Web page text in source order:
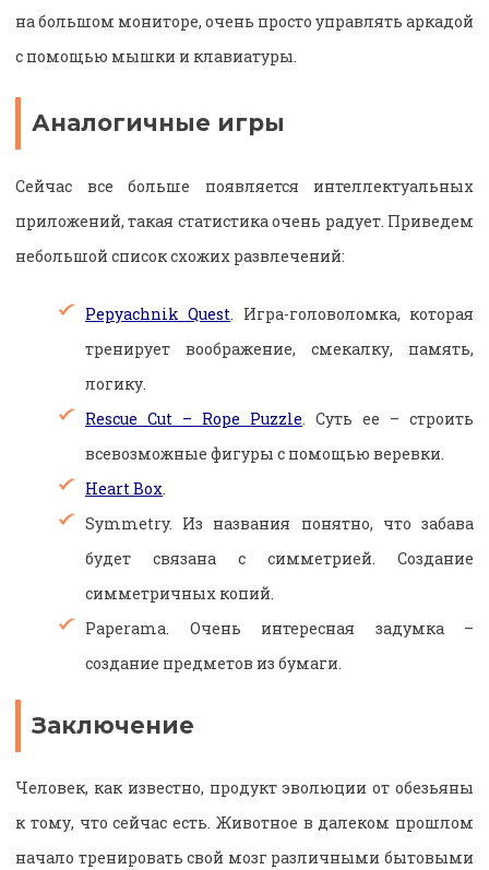
на большом мониторе, очень просто управлять аркадой
с помощью мышки и клавиатуры.
Аналогичные игры
Сейчас все больше появляется интеллектуальных
приложений, такая статистика очень радует. Приведем
небольшой список схожих развлечений:
Pepyachnik Quest. Игра-головоломка, которая
тренирует воображение, смекалку, память,
логику.
Rescue Cut – Rope Puzzle. Суть ее – строить
всевозможные фигуры с помощью веревки.
Heart Box.
Symmetry. Из названия понятно, что забава
будет связана с симметрией. Создание
симметричных копий.
Paperama. Очень интересная задумка –
создание предметов из бумаги.
Заключение
Человек, как известно, продукт эволюции от обезьяны
к тому, что сейчас есть. Животное в далеком прошлом
начало тренировать свой мозг различными бытовыми